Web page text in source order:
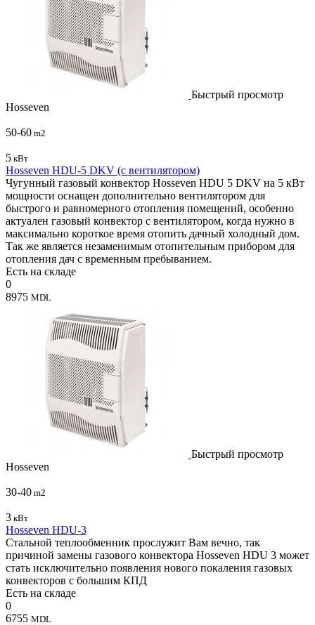
Быстрый просмотр
Hosseven
50-60 m2
5 кВт
Hosseven HDU-5 DKV (с вентилятором)
Чугунный газовый конвектор Hosseven HDU 5 DKV на 5 кВт
мощности оснащен дополнительно вентилятором для
быстрого и равномерного отопления помещений, особенно
актуален газовый конвектор с вентилятором, когда нужно в
максимально короткое время отопить дачный холодный дом.
Так же является незаменимым отопительным прибором для
отопления дач с временным пребыванием.
Есть на складе
0
8975 MDL
Быстрый просмотр
Hosseven
30-40 m2
3 кВт
Hosseven HDU-3
Стальной теплообменник прослужит Вам вечно, так
причиной замены газового конвектора Hosseven HDU 3 может
стать исключительно появления нового покаления газовых
конвекторов с большим КПД
Есть на складе
0
6755 MDL